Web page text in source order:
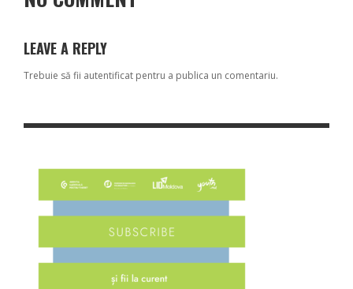
LEAVE A REPLY
Trebuie să fii autentificat pentru a publica un comentariu.